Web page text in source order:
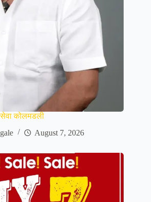
कोलमडली
August 7, 2026